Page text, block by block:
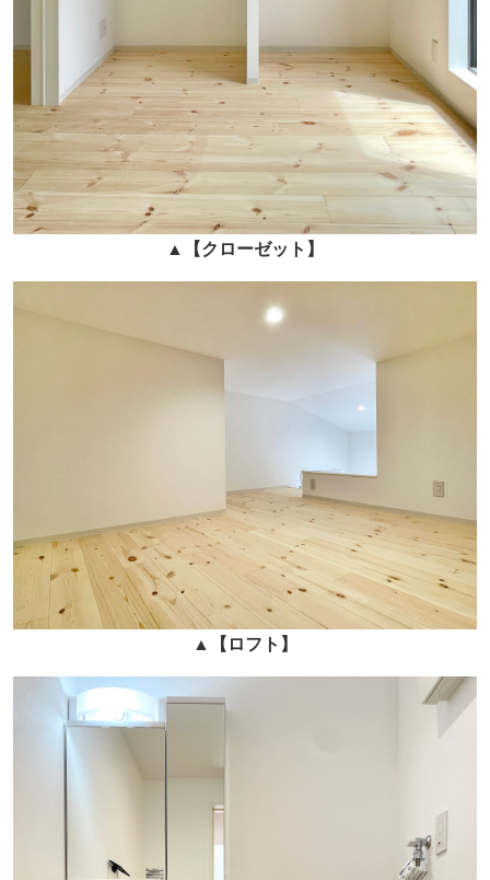
▲ 【クローゼット】
▲ 【ロフト】